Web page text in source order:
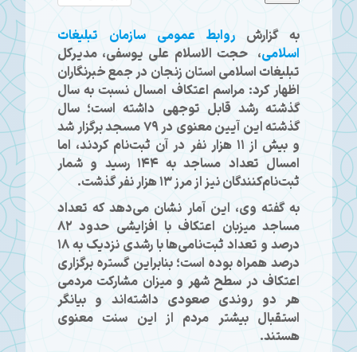
به گزارش روابط عمومی سازمان تبلیغات
اسلامی، حجت الاسلام علی یوسفی، مدیرکل
تبلیغات اسلامی استان زنجان در جمع خبرنگاران
اظهار کرد: مراسم اعتکاف امسال نسبت به سال
گذشته رشد قابل توجهی داشته است؛ سال
گذشته این آیین معنوی در ۷۹ مسجد برگزار شد
و بیش از ۱۱ هزار نفر در آن ثبت‌نام کردند، اما
امسال تعداد مساجد به ۱۴۴ رسید و شمار
ثبت‌نام‌کنندگان نیز از مرز ۱۳ هزار نفر گذشت.
به گفته وی، این آمار نشان می‌دهد که تعداد
مساجد میزبان اعتکاف با افزایشی حدود ۸۲
درصد و تعداد ثبت‌نامی‌ها با رشدی نزدیک به ۱۸
درصد همراه بوده است؛ بنابراین گستره برگزاری
اعتکاف در سطح شهر و میزان مشارکت مردمی
هر دو روندی صعودی داشته‌اند و بیانگر
استقبال بیشتر مردم از این سنت معنوی
هستند.